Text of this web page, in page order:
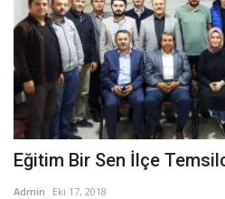
Eğitim Bir Sen İlçe
Admin Eki 17, 2018